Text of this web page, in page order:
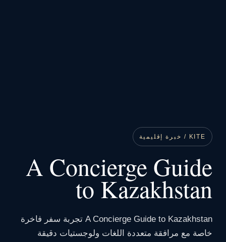
KITE / خبرة إقليمية
A Concierge Guide
to Kazakhstan
A Concierge Guide to Kazakhstan تجربة سفر فاخرة
خاصة مع مرافقة متعددة اللغات ولوجستيات دقيقة